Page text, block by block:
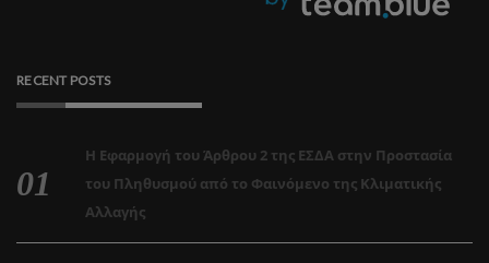
RECENT POSTS
Η Εφαρμογή του Άρθρου 2 της ΕΣΔΑ στην Προστασία
του Πληθυσμού από το Φαινόμενο της Κλιματικής
Αλλαγής